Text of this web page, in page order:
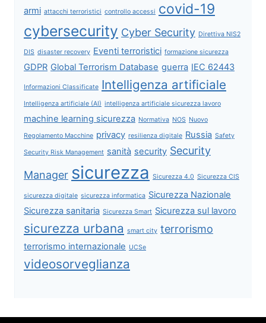
armi attacchi terroristici controllo accessi covid-19
cybersecurity Cyber Security Direttiva NIS2
DIS disaster recovery Eventi terroristici formazione sicurezza
GDPR Global Terrorism Database guerra IEC 62443
Informazioni Classificate Intelligenza artificiale
Intelligenza artificiale (AI) intelligenza artificiale sicurezza lavoro
machine learning sicurezza Normativa NOS Nuovo
Regolamento Macchine privacy resilienza digitale Russia Safety
Security Risk Management sanità security Security
Manager sicurezza Sicurezza 4.0 Sicurezza CIS
sicurezza digitale sicurezza informatica Sicurezza Nazionale
Sicurezza sanitaria Sicurezza Smart Sicurezza sul lavoro
sicurezza urbana smart city terrorismo
terrorismo internazionale UCSe
videosorveglianza